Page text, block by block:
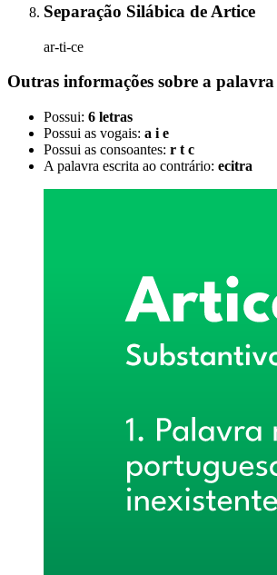
Separação Silábica de Artice
ar-ti-ce
Outras informações sobre a palavra
Possui: 6 letras
Possui as vogais: a i e
Possui as consoantes: r t c
A palavra escrita ao contrário: ecitra